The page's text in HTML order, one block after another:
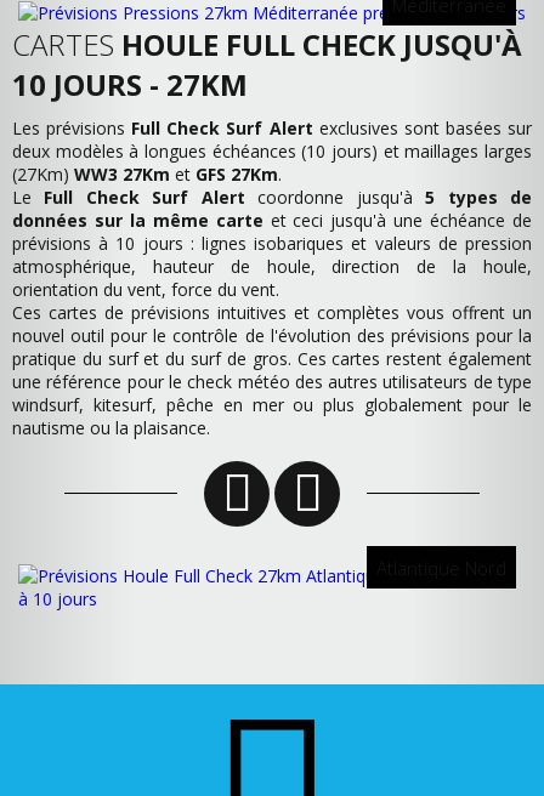
CARTES HOULE FULL CHECK JUSQU'À
10 JOURS - 27KM
Les prévisions Full Check Surf Alert exclusives sont basées sur
deux modèles à longues échéances (10 jours) et maillages larges
(27Km) WW3 27Km et GFS 27Km.
Le Full Check Surf Alert coordonne jusqu'à5 types de
données sur la même carte et ceci jusqu'à une échéance de
prévisions à 10 jours : lignes isobariques et valeurs de pression
atmosphérique, hauteur de houle, direction de la houle,
orientation du vent, force du vent.
Ces cartes de prévisions intuitives et complètes vous offrent un
nouvel outil pour le contrôle de l'évolution des prévisions pour la
pratique du surf et du surf de gros. Ces cartes restent également
une référence pour le check météo des autres utilisateurs de type
windsurf, kitesurf, pêche en mer ou plus globalement pour le
nautisme ou la plaisance.